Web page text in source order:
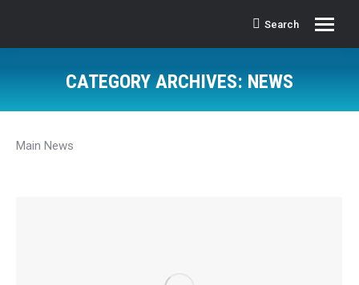
Search:
Search
CATEGORY ARCHIVES: NEWS
Main News